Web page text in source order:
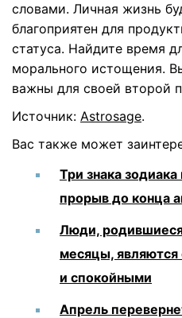
словами. Личная жизнь
благоприятен для
статуса. Найдите время
морального истощения.
важны для своей второй
Источник: Astrosage.
Вас также может
Три знака
прорыв до конца
Люди,
месяцы,
и спокойными
Апрель